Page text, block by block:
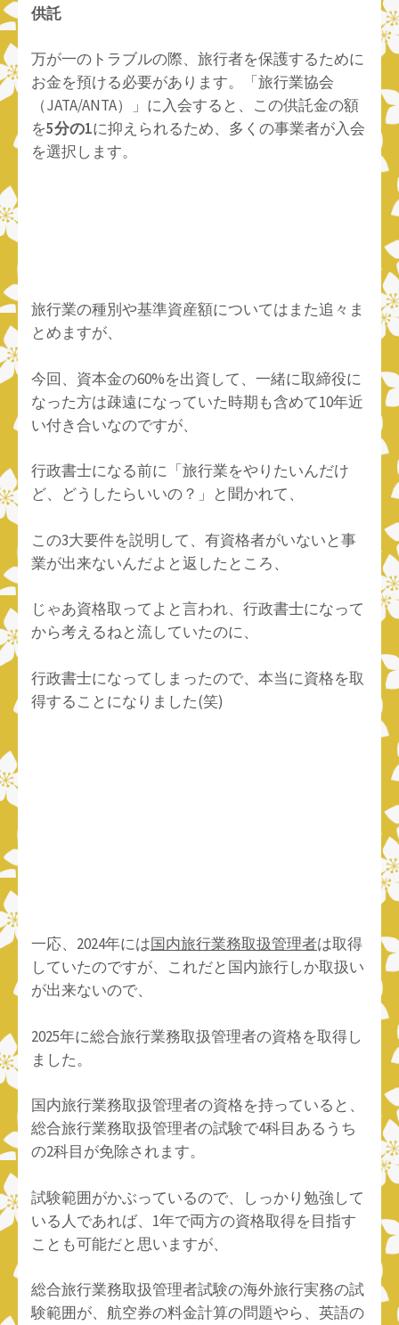
供託
万が一のトラブルの際、旅行者を保護するために
お金を預ける必要があります。「旅行業協会
（JATA/ANTA）」に入会すると、この供託金の額
を5分の1に抑えられるため、多くの事業者が入会
を選択します。
旅行業の種別や基準資産額についてはまた追々ま
とめますが、
今回、資本金の60%を出資して、一緒に取締役に
なった方は疎遠になっていた時期も含めて10年近
い付き合いなのですが、
行政書士になる前に「旅行業をやりたいんだけ
ど、どうしたらいいの？」と聞かれて、
この3大要件を説明して、有資格者がいないと事
業が出来ないんだよと返したところ、
じゃあ資格取ってよと言われ、行政書士になって
から考えるねと流していたのに、
行政書士になってしまったので、本当に資格を取
得することになりました(笑)
一応、2024年には国内旅行業務取扱管理者は取得
していたのですが、これだと国内旅行しか取扱い
が出来ないので、
2025年に総合旅行業務取扱管理者の資格を取得し
ました。
国内旅行業務取扱管理者の資格を持っていると、
総合旅行業務取扱管理者の試験で4科目あるうち
の2科目が免除されます。
試験範囲がかぶっているので、しっかり勉強して
いる人であれば、1年で両方の資格取得を目指す
ことも可能だと思いますが、
総合旅行業務取扱管理者試験の海外旅行実務の試
験範囲が、航空券の料金計算の問題やら、英語の